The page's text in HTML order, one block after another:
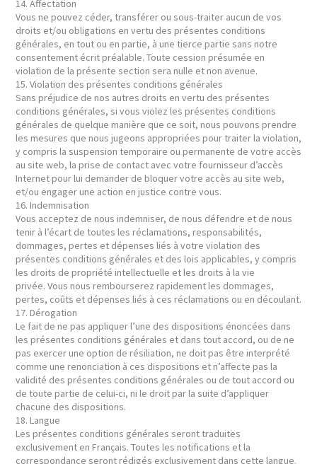
14. Affectation
Vous ne pouvez céder, transférer ou sous-traiter aucun de vos
droits et/ou obligations en vertu des présentes conditions
générales, en tout ou en partie, à une tierce partie sans notre
consentement écrit préalable. Toute cession présumée en
violation de la présente section sera nulle et non avenue.
15. Violation des présentes conditions générales
Sans préjudice de nos autres droits en vertu des présentes
conditions générales, si vous violez les présentes conditions
générales de quelque manière que ce soit, nous pouvons prendre
les mesures que nous jugeons appropriées pour traiter la violation,
y compris la suspension temporaire ou permanente de votre accès
au site web, la prise de contact avec votre fournisseur d’accès
Internet pour lui demander de bloquer votre accès au site web,
et/ou engager une action en justice contre vous.
16. Indemnisation
Vous acceptez de nous indemniser, de nous défendre et de nous
tenir à l’écart de toutes les réclamations, responsabilités,
dommages, pertes et dépenses liés à votre violation des
présentes conditions générales et des lois applicables, y compris
les droits de propriété intellectuelle et les droits à la vie
privée. Vous nous rembourserez rapidement les dommages,
pertes, coûts et dépenses liés à ces réclamations ou en découlant.
17. Dérogation
Le fait de ne pas appliquer l’une des dispositions énoncées dans
les présentes conditions générales et dans tout accord, ou de ne
pas exercer une option de résiliation, ne doit pas être interprété
comme une renonciation à ces dispositions et n’affecte pas la
validité des présentes conditions générales ou de tout accord ou
de toute partie de celui-ci, ni le droit par la suite d’appliquer
chacune des dispositions.
18. Langue
Les présentes conditions générales seront traduites
exclusivement en Français. Toutes les notifications et la
correspondance seront rédigés exclusivement dans cette langue.